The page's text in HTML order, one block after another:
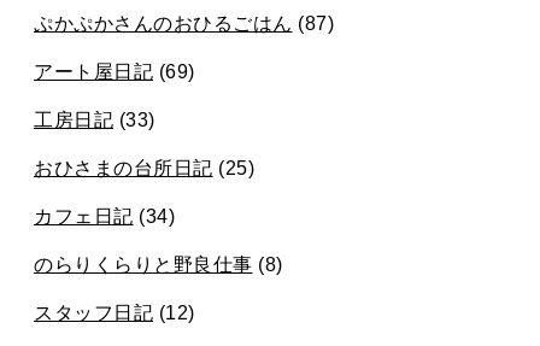
ぷかぷかさんのおひるごはん (87)
アート屋日記 (69)
工房日記 (33)
おひさまの台所日記 (25)
カフェ日記 (34)
のらりくらりと野良仕事 (8)
スタッフ日記 (12)